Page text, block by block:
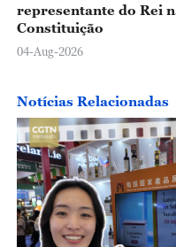
representante do Rei
Constituição
04-Aug-2026
Notícias Relacionadas